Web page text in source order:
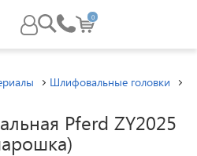
0
Шлифовальные головки
Pferd ZY2025